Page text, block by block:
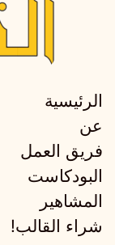
الرئيسية
عن
فريق العمل
البودكاست
المشاهير
شراء القالب!